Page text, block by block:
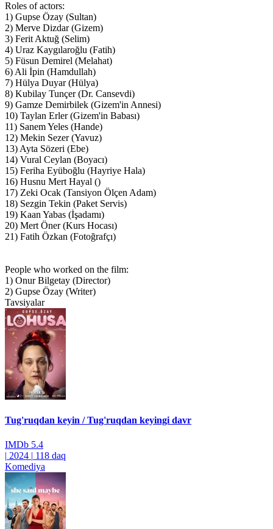
Roles of actors:
1) Gupse Özay (Sultan)
2) Merve Dizdar (Gizem)
3) Ferit Aktuğ (Selim)
4) Uraz Kaygılaroğlu (Fatih)
5) Füsun Demirel (Melahat)
6) Ali İpin (Hamdullah)
7) Hülya Duyar (Hülya)
8) Kubilay Tunçer (Dr. Cansevdi)
9) Gamze Demirbilek (Gizem'in Annesi)
10) Taylan Erler (Gizem'in Babası)
11) Sanem Yeles (Hande)
12) Mekin Sezer (Yavuz)
13) Ayta Sözeri (Ebe)
14) Vural Ceylan (Boyacı)
15) Feriha Eyüboğlu (Hayriye Hala)
16) Husnu Mert Hayal ()
17) Zeki Ocak (Tansiyon Ölçen Adam)
18) Sezgin Tekin (Paket Servis)
19) Kaan Yabas (İşadamı)
20) Mert Öner (Kurs Hocası)
21) Fatih Özkan (Fotoğrafçı)
People who worked on the film:
1) Onur Bilgetay (Director)
2) Gupse Özay (Writer)
Tavsiyalar
Tug'ruqdan keyin / Tug'ruqdan keyingi davr
IMDb 5.4
| 2024 | 118 daq
Komediya